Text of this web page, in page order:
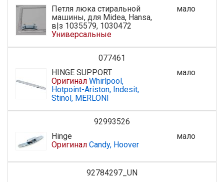
Петля люка стиральной
машины, для Midea, Hansa,
в|з 1035579, 1030472
Универсальные
мало
077461
HINGE SUPPORT
Оригинал Whirlpool,
Hotpoint-Ariston, Indesit,
Stinol, MERLONI
мало
92993526
Hinge
Оригинал Candy, Hoover
мало
92784297_UN